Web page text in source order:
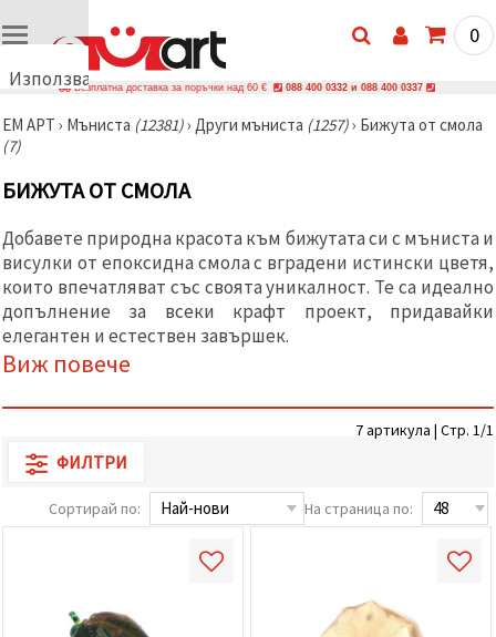
Използваме
🍪
Използваме
и подобни
технологии,
осигурим
правилната
работа на
сайта, да
подобрим
изживяване
и, с твое
показваме
релевантно
съдържание
партньори
0
Безплатна доставка за поръчки над 60 € 088 400 0332 и 088 400 0337
ЕМ АРТ › Мъниста (12381)› Други мъниста (1257)› Бижута от смола
(7)
БИЖУТА ОТ СМОЛА
Добавете природна красота към бижутата си с мъниста и
висулки от епоксидна смола с вградени истински цветя,
които впечатляват със своята уникалност. Те са идеално
допълнение за всеки крафт проект, придавайки
елегантен и естествен завършек.
Виж повече
7 артикула | Стр. 1/1
ФИЛТРИ
Сортирай по: На страница по: